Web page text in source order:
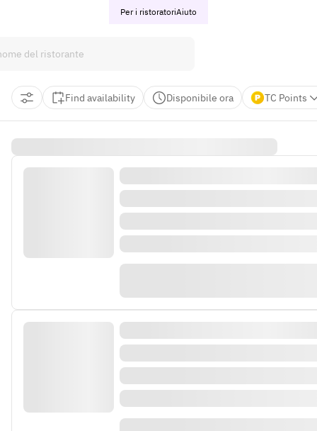
Per i ristoratoriAiuto
Find availability Disponibile ora TC Points